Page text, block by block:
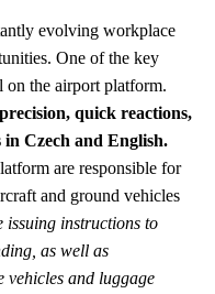
evolving workplace
One of the key
on the airport platform.
quick reactions,
Czech and English.
are responsible for
and ground vehicles
issuing instructions to
as well as
vehicles and luggage